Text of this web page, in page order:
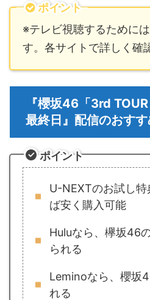
ポイント
※テレビ視聴するために
す。各サイトで詳しく確
『櫻坂46「3rd
最終日』配信のおす
ポイント
U-NEXTのお試し特
ば安く購入可能
Huluなら、欅坂46
られる
Leminoなら、櫻坂
れる